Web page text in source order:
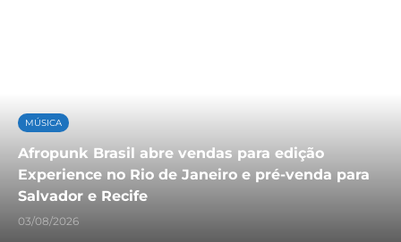
MÚSICA
Afropunk Brasil abre vendas para edição
Experience no Rio de Janeiro e pré-venda para
Salvador e Recife
03/08/2026